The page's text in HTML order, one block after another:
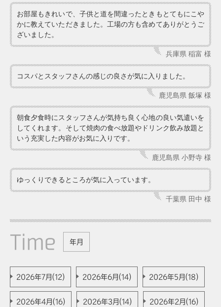
お部屋もきれいで、子供と道を間違ったときもとてもにこや
かに教えていただきました。工場の方も含めてありがとうご
ざいました。
兵庫県 稲富 様
コスパとスタッフさんの感じの良さが気に入りました。
鹿児島県 飯塚 様
朝食夕食時にスタッフさんが気持ち良く心地の良い気遣いを
してくれます。そして焼肉の食べ放題やドリンク飲み放題と
いう充実した内容がお気に入りです。
鹿児島県 小野寺 様
ゆっくりできるところが気に入っています。
千葉県 田中 様
Time 年月
2026年7月(12) 2026年6月(14) 2026年5月(18)
2026年4月(16) 2026年3月(14) 2026年2月(16)